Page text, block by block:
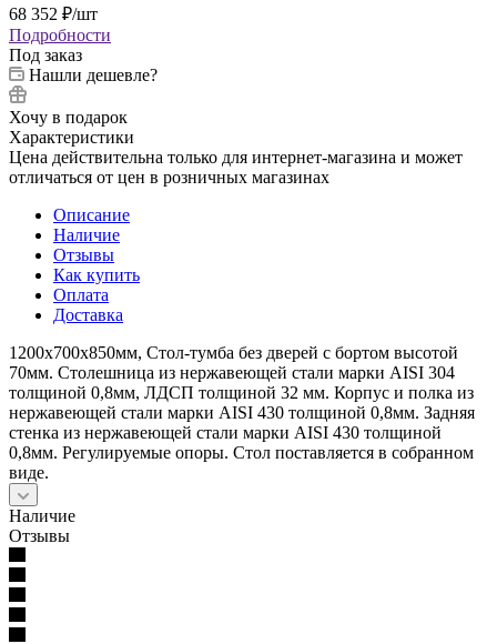
68 352 ₽/шт
Подробности
Под заказ
Нашли дешевле?
Хочу в подарок
Характеристики
Цена действительна только для интернет-магазина и может
отличаться от цен в розничных магазинах
Описание
Наличие
Отзывы
Как купить
Оплата
Доставка
1200х700х850мм, Стол-тумба без дверей с бортом высотой
70мм. Столешница из нержавеющей стали марки AISI 304
толщиной 0,8мм, ЛДСП толщиной 32 мм. Корпус и полка из
нержавеющей стали марки AISI 430 толщиной 0,8мм. Задняя
стенка из нержавеющей стали марки AISI 430 толщиной
0,8мм. Регулируемые опоры. Стол поставляется в собранном
виде.
Наличие
Отзывы